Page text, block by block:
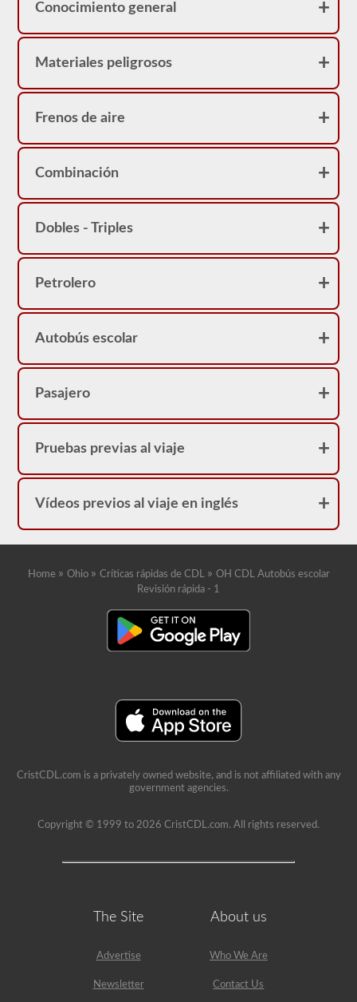
puede
un
trabajo
muy
pero
asegúrese
tener
en
momento
conducir
autobús
Muchas
pequeñas
vidas
dependen
ti.
Conocimiento general
Materiales peligrosos
Frenos de aire
Combinación
Dobles - Triples
Petrolero
Autobús escolar
Pasajero
Pruebas previas al viaje
Vídeos previos al viaje en inglés
Home » Ohio » Críticas rápidas de CDL » OH CDL Autobús escolar
Revisión rápida - 1
CristCDL.com is a privately owned website, and is not affiliated with any
government agencies.
Copyright © 1999 to 2026 CristCDL.com. All rights reserved.
The Site
Advertise
Newsletter
About us
Who We Are
Contact Us